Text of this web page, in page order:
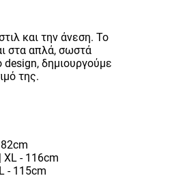
και την άνεση. Το
στα απλά, σωστά
δημιουργούμε
της.
XL - 116cm
- 115cm